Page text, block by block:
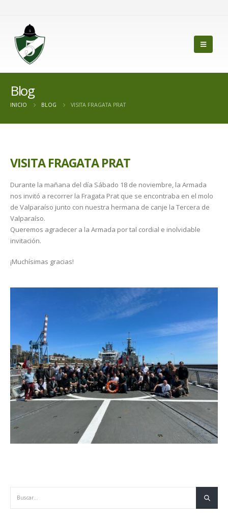
Blog
INICIO BLOG VISITA FRAGATA PRAT
VISITA FRAGATA PRAT
Durante la mañana del día Sábado 18 de noviembre, la Armada
nos invitó a recorrer la Fragata Prat que se encontraba en el molo
de Valparaíso junto con nuestra hermana de canje la Tercera de
Valparaíso.
Queremos agradecer a la Armada por tal cordial e inolvidable
invitación.
¡Muchísimas gracias!